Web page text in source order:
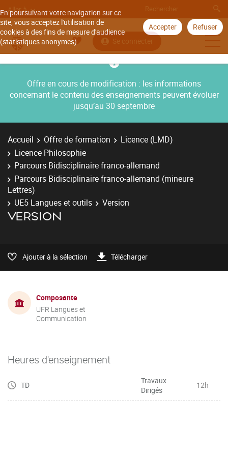
En poursuivant votre navigation sur ce
site, vous acceptez l'utilisation de
cookies à des fins de mesure d'audience
(statistiques anonymes).
Accepter Refuser
Aller à
Se connecter
Offre en cours de modification : les informations
concernant le contenu des enseignements peuvent évoluer
jusqu’au 30 septembre
Accueil Offre de formation
Licence (LMD)
Licence Philosophie
Parcours Bidisciplinaire franco-allemand
Parcours Bidisciplinaire franco-allemand (mineure
Lettres)
UE5 Langues et outils
Version
VERSION
Ajouter à la sélection Télécharger
Composante
UFR Langues et
Communication
Heures d'enseignement
TD
Travaux
Dirigés
12h